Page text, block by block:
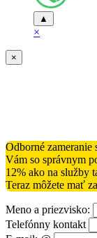
▲
×
×
Odborné zameranie
Vám so správnym
12% ako na služby
Teraz môžete mať
Meno a priezvisko:
Telefónny kontakt